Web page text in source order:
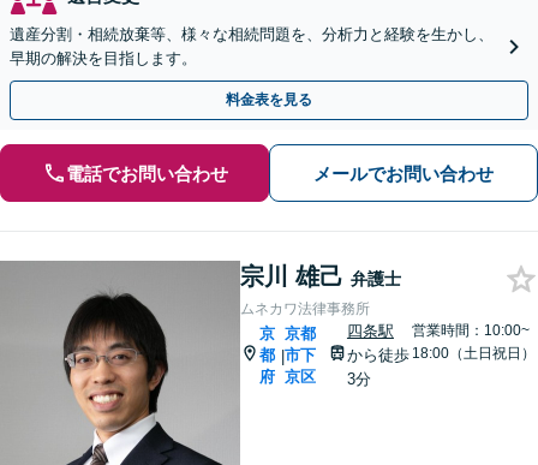
遺産分割・相続放棄等、様々な相続問題を、分析力と経験を生かし、
早期の解決を目指します。
料金表を見る
電話でお問い合わせ メールでお問い合わせ
宗川 雄己 弁護士
ムネカワ法律事務所
京
都
府
|
京都
市下
京区
四条駅
から徒歩
3分
営業時間：10:00~
18:00（土日祝日）